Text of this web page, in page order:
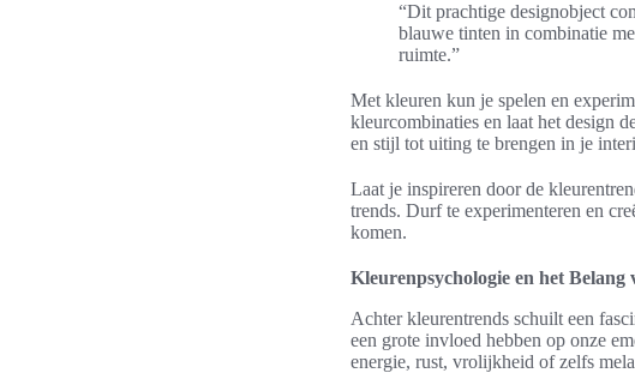
“Dit prachtige designobject
blauwe tinten in combinatie
ruimte.”
Met kleuren kun je spelen en
kleurcombinaties en laat het design
en stijl tot uiting te brengen in je
Laat je inspireren door de
trends. Durf te experimenteren en
komen.
Kleurenpsychologie en het
Achter kleurentrends schuilt een
een grote invloed hebben op onze
energie, rust, vrolijkheid of zelfs